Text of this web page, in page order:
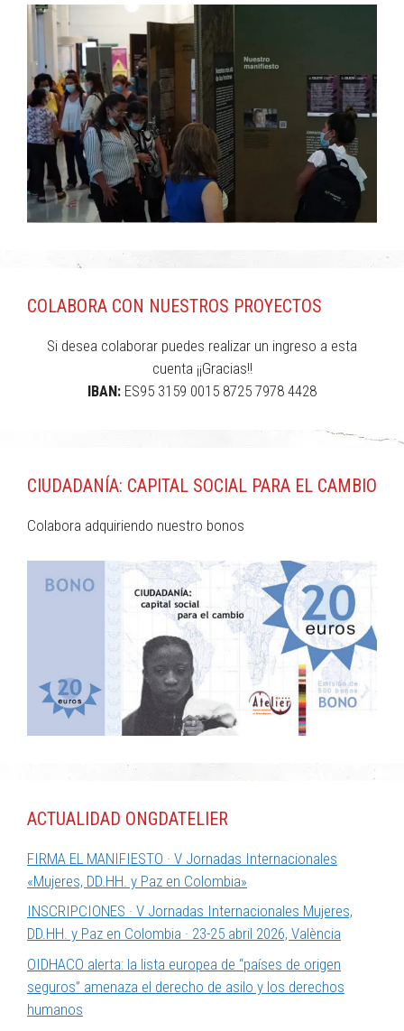
COLABORA CON NUESTROS PROYECTOS
Si desea colaborar puedes realizar un ingreso a esta
cuenta ¡¡Gracias!!
IBAN: ES95 3159 0015 8725 7978 4428
CIUDADANÍA: CAPITAL SOCIAL PARA EL CAMBIO
Colabora adquiriendo nuestro bonos
ACTUALIDAD ONGDATELIER
FIRMA EL MANIFIESTO · V Jornadas Internacionales
«Mujeres, DD.HH. y Paz en Colombia»
INSCRIPCIONES · V Jornadas Internacionales Mujeres,
DD.HH. y Paz en Colombia · 23-25 abril 2026, València
OIDHACO alerta: la lista europea de “países de origen
seguros” amenaza el derecho de asilo y los derechos
humanos